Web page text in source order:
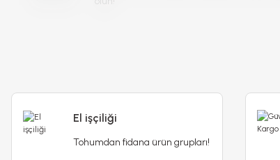
El işçiliği
Tohumdan fidana ürün grupları!